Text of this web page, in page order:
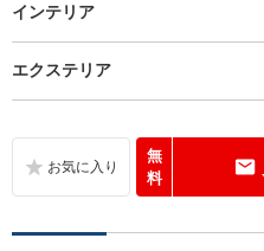
インテリア
エクステリア
無
料